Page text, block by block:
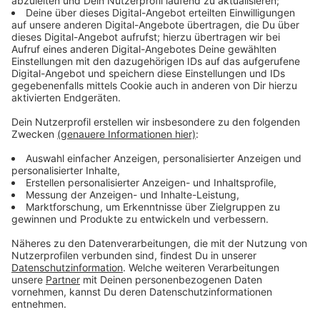
Westfalen-Lippe liegen nur Sachsen-Anhalt (204) und
Brandenburg (201). Gelistet wurden die Ärztinnen und
Ärzte sowie Psychotherapeuten nach den jeweiligen
KV-Regionen, also alle Bundesländer, nur NRW wird
nach den Regionen Nordrhein und Westfalen-Lippe
aufgeteilt. Der Teilzeitanteil stieg bundesweit von
Anzeige
Anzeige
Westfalen-Lippe bundesweites Schlusslicht
bei Hausarztdichte
Anzeige